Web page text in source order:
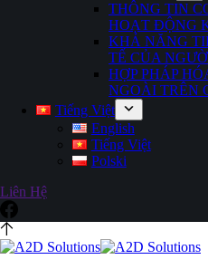
THÔNG TIN
HOẠT ĐỘNG
KHẢ NĂNG
TẾ CỦA
HỢP PHÁP
NGOÀI TRÊN
Tiếng Việt
English
Tiếng Việt
Polski
Liên Hệ